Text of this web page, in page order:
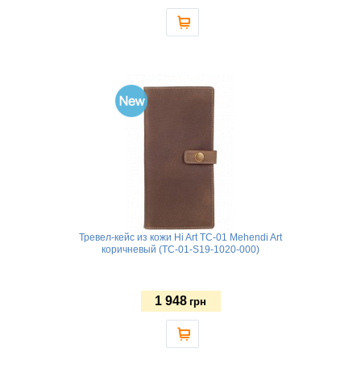
Тревел-кейс из кожи Hi Art TC-01 Mehendi Art
коричневый (TC-01-S19-1020-000)
1 948 грн